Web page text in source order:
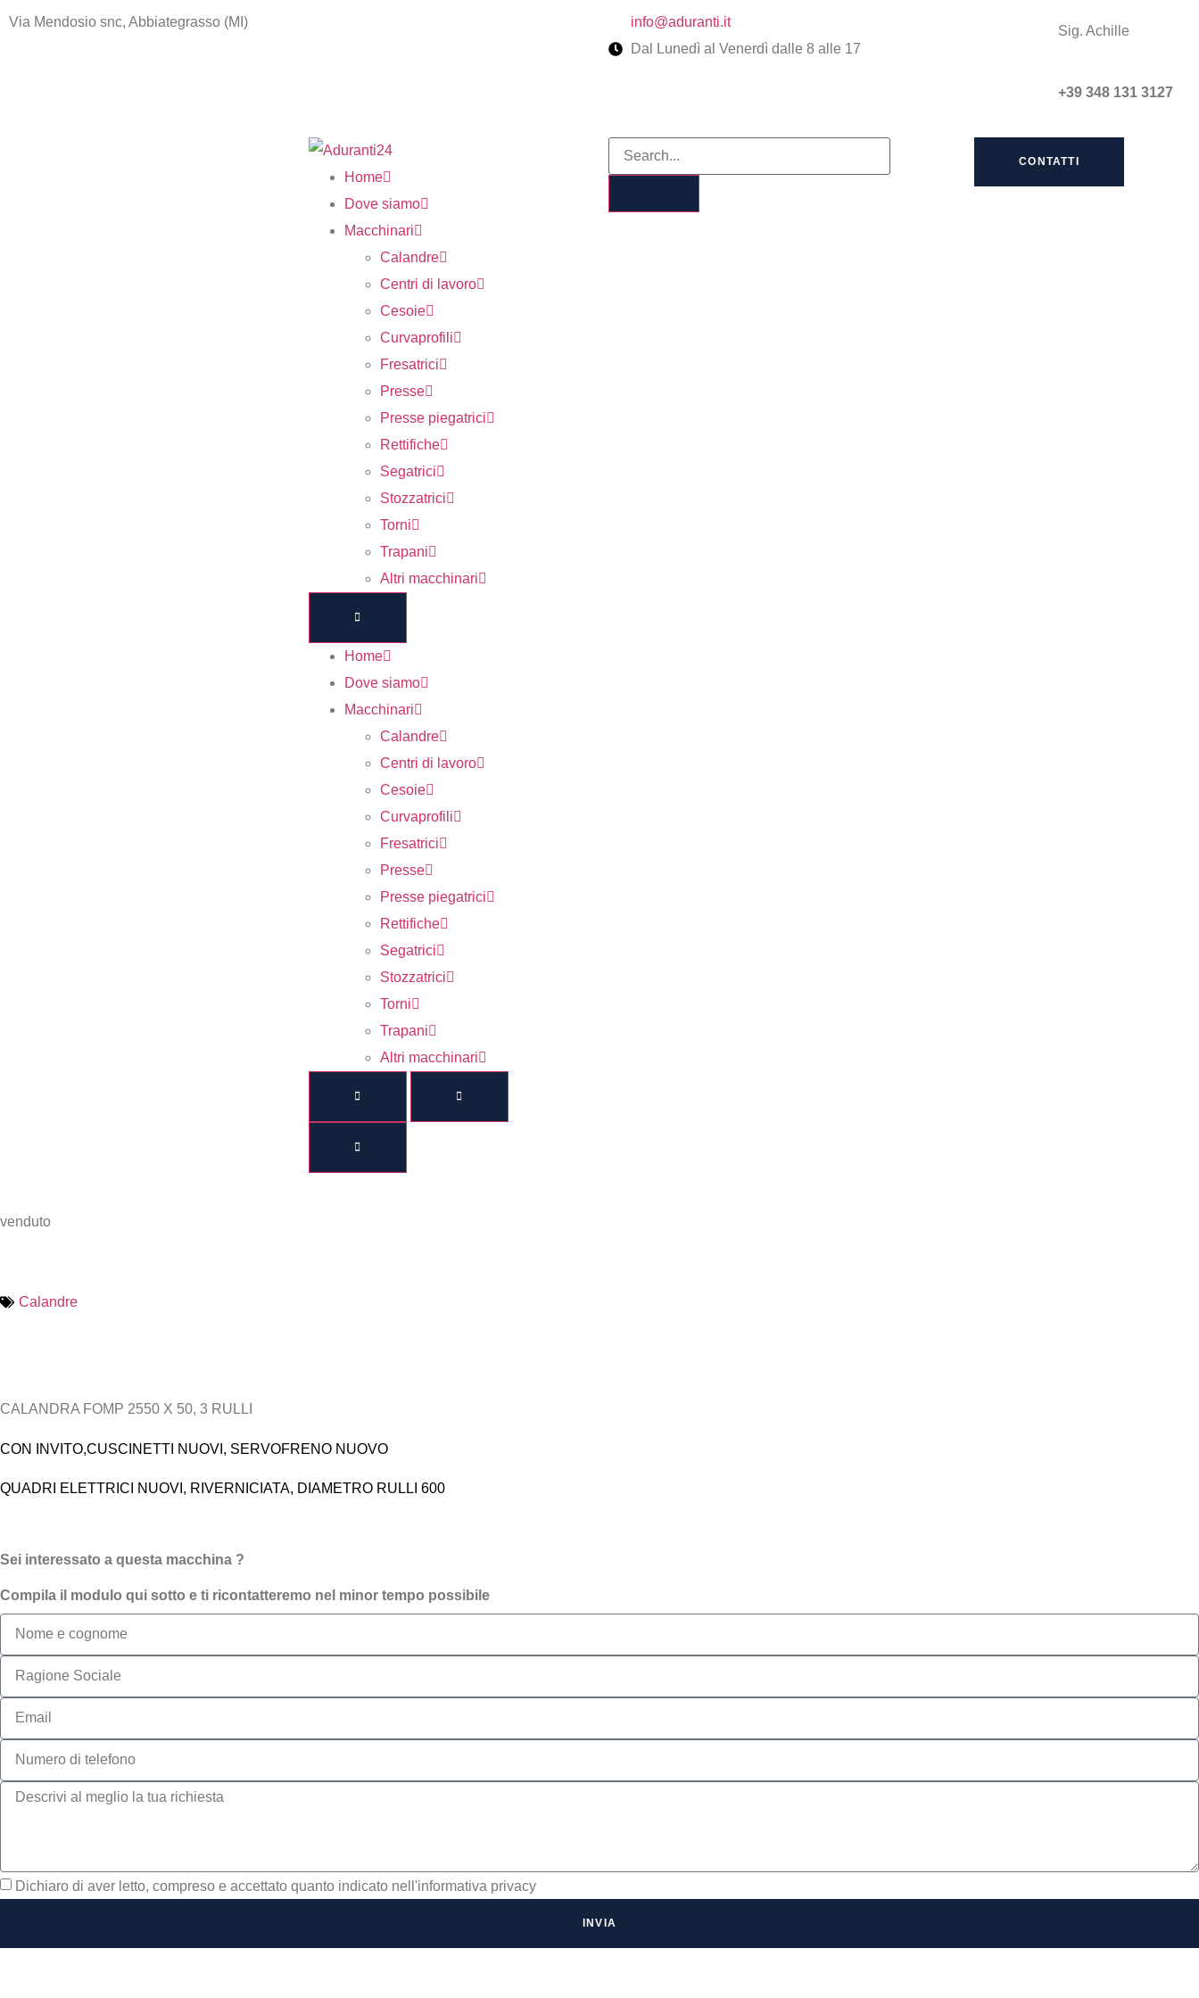
Via Mendosio snc, Abbiategrasso (MI)
info@aduranti.it
Dal Lunedì al Venerdì dalle 8 alle 17
Sig. Achille
+39 348 131 3127
Home
Dove siamo
Macchinari
Calandre
Centri di lavoro
Cesoie
Curvaprofili
Fresatrici
Presse
Presse piegatrici
Rettifiche
Segatrici
Stozzatrici
Torni
Trapani
Altri macchinari
Home
Dove siamo
Macchinari
Calandre
Centri di lavoro
Cesoie
Curvaprofili
Fresatrici
Presse
Presse piegatrici
Rettifiche
Segatrici
Stozzatrici
Torni
Trapani
Altri macchinari
CONTATTI
venduto
Calandre
CALANDRA FOMP 2550 X 50, 3 RULLI
CON INVITO,CUSCINETTI NUOVI, SERVOFRENO NUOVO
QUADRI ELETTRICI NUOVI, RIVERNICIATA, DIAMETRO RULLI 600
Sei interessato a questa macchina ?
Compila il modulo qui sotto e ti ricontatteremo nel minor tempo possibile
Dichiaro di aver letto, compreso e accettato quanto indicato nell'informativa privacy
INVIA